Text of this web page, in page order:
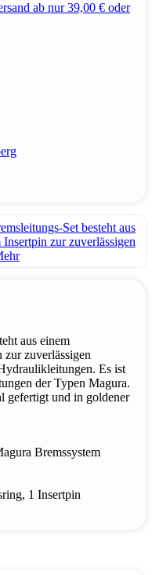
ab nur 39,00 € oder
Set besteht aus
zur zuverlässigen
aus einem
zuverlässigen
Es ist
der Typen Magura.
gefertigt und in goldener
Bremssystem
1 Insertpin